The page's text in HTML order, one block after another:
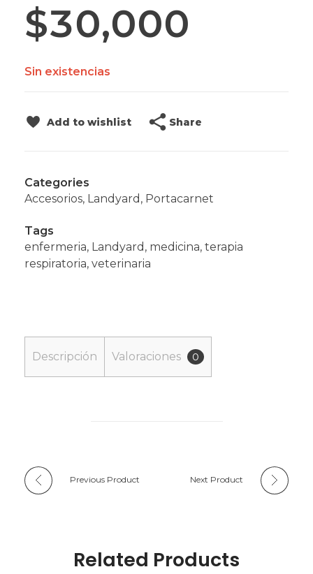
$30,000
Sin existencias
Add to wishlist Share
Categories
Accesorios, Landyard , Portacarnet
Tags
enfermeria, Landyard , medicina, terapia
respiratoria, veterinaria
Descripción Valoraciones 0
Previous Product Next Product
Related Products